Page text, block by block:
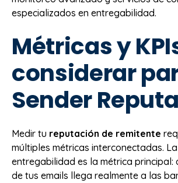
especializados en entregabilidad.
Métricas y
considerar
Sender
Medir tu reputación de remitente
múltiples métricas interconectadas.
entregabilidad es la métrica principal:
de tus emails llega realmente a las